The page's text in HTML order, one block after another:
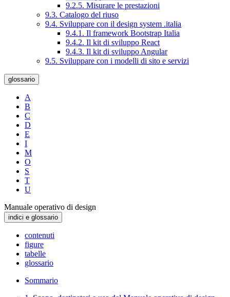
9.2.5. Misurare le prestazioni
9.3. Catalogo del riuso
9.4. Sviluppare con il design system .italia
9.4.1. Il framework Bootstrap Italia
9.4.2. Il kit di sviluppo React
9.4.3. Il kit di sviluppo Angular
9.5. Sviluppare con i modelli di sito e servizi
glossario
A
B
C
D
E
I
M
O
S
T
U
Manuale operativo di design
indici e glossario
contenuti
figure
tabelle
glossario
Sommario